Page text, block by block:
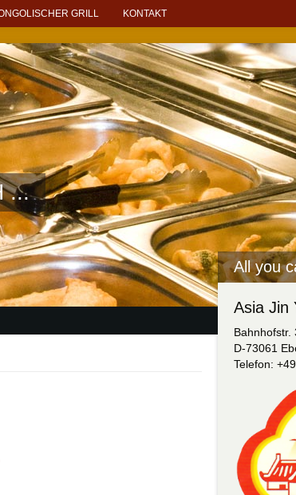
GRILL KONTAKT
...
All you
Asia Jin
Bahnhofstr.
D-73061
Telefon: